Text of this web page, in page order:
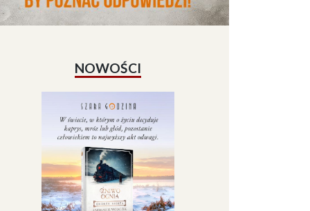
NOWOŚCI